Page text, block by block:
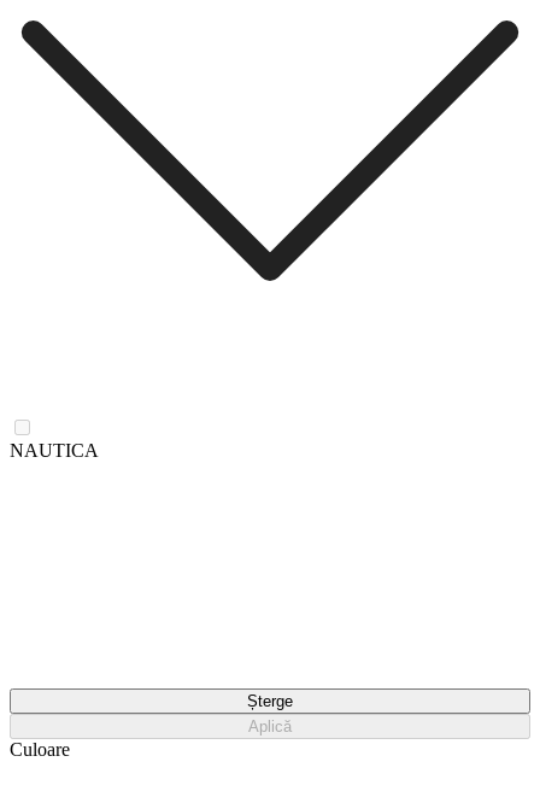
NAUTICA
Șterge
Aplică
Culoare